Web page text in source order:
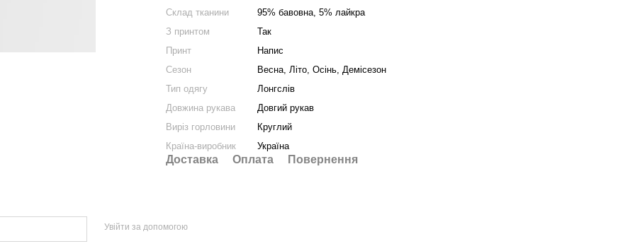
Склад тканини
95% бавовна, 5% лайкра
З принтом
Так
Принт
Напис
Сезон
Весна, Літо, Осінь, Демісезон
Тип одягу
Лонгслів
Довжина рукава
Довгий рукав
Виріз горловини
Круглий
Країна-виробник
Україна
Доставка Оплата Повернення
Увійти за допомогою